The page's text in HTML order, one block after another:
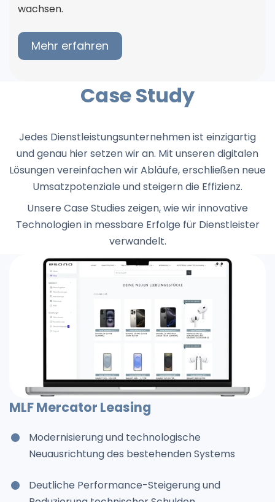
wachsen.
Mehr erfahren
Case Study
Jedes Dienstleistungsunternehmen ist einzigartig
und genau hier setzen wir an. Mit unseren digitalen
Lösungen vereinfachen wir Abläufe, erschließen neue
Umsatzpotenziale und steigern die Effizienz.
Unsere Case Studies zeigen, wie wir innovative
Technologien in messbare Erfolge für Dienstleister
verwandelt.
MLF Mercator Leasing
Modernisierung und technologische
Neuausrichtung des bestehenden Systems
Deutliche Performance-Steigerung und